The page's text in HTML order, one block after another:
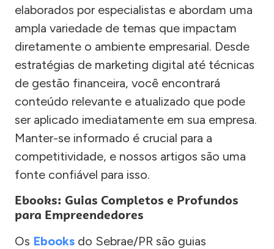
elaborados por especialistas e abordam uma
ampla variedade de temas que impactam
diretamente o ambiente empresarial. Desde
estratégias de marketing digital até técnicas
de gestão financeira, você encontrará
conteúdo relevante e atualizado que pode
ser aplicado imediatamente em sua empresa.
Manter-se informado é crucial para a
competitividade, e nossos artigos são uma
fonte confiável para isso.
Ebooks: Guias Completos e Profundos
para Empreendedores
Os Ebooks do Sebrae/PR são guias